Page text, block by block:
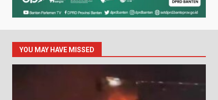
YOU MAY HAVE MISSED